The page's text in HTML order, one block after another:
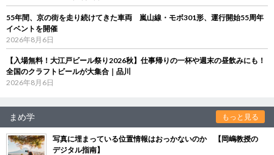
55年間、京の街を走り続けてきた車両 嵐山線・モボ301形、運行開始55周年
イベントを開催
2026年8月6日
【入場無料！大江戸ビール祭り2026秋】仕事帰りの一杯や週末の昼飲みにも！
全国のクラフトビールが大集合｜品川
2026年8月6日
まめ学 もっと見る
写真に埋まっている位置情報はおっかないのか 【岡嶋教授の
デジタル指南】